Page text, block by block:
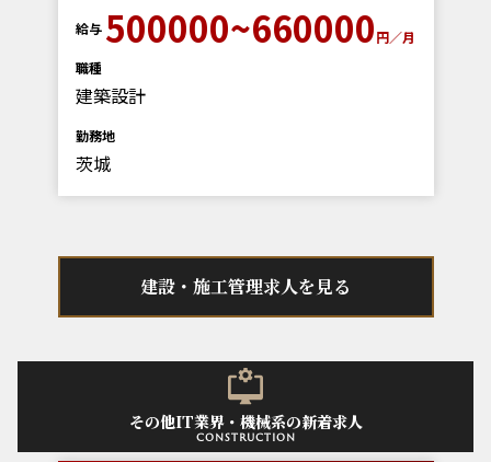
給与 500000~660000円／月
職種
建築設計
勤務地
茨城
建設・施工管理求人を見る
その他IT業界・機械系の新着求人
construction